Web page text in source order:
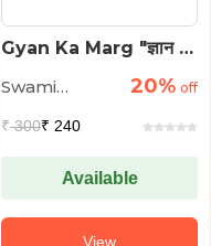
Gurudev Ki Pavitra
वाणी" | Speeches on
Realization | Swami
Vivekananda Book
in Hindi
Swami
20% off
₹300₹ 240
Available
View